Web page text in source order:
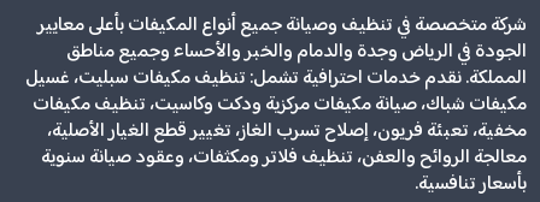
شركة متخصصة في تنظيف وصيانة جميع أنواع المكيفات بأعلى معايير
الجودة في الرياض وجدة والدمام والخبر والأحساء وجميع مناطق
المملكة. نقدم خدمات احترافية تشمل: تنظيف مكيفات سبليت، غسيل
مكيفات شباك، صيانة مكيفات مركزية ودكت وكاسيت، تنظيف مكيفات
مخفية، تعبئة فريون، إصلاح تسرب الغاز، تغيير قطع الغيار الأصلية،
معالجة الروائح والعفن، تنظيف فلاتر ومكثفات، وعقود صيانة سنوية
بأسعار تنافسية.